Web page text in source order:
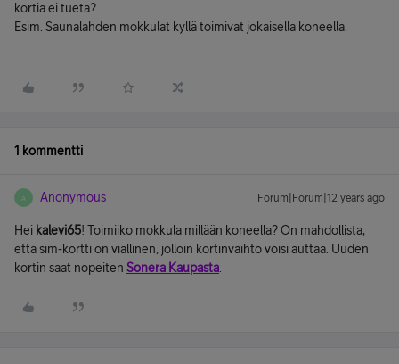
kortia ei tueta?
Esim. Saunalahden mokkulat kyllä toimivat jokaisella koneella.
1 kommentti
A Anonymous Forum|Forum|12 years ago
Hei kalevi65! Toimiiko mokkula millään koneella? On mahdollista,
että sim-kortti on viallinen, jolloin kortinvaihto voisi auttaa. Uuden
kortin saat nopeiten Sonera Kaupasta